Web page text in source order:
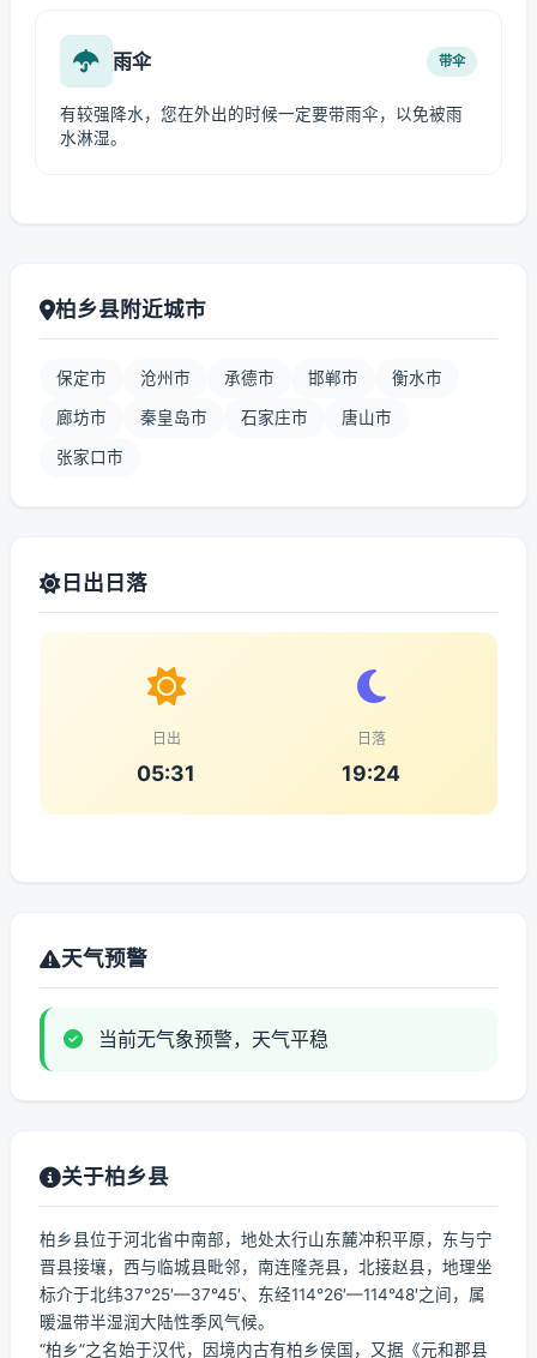
雨伞 带伞
有较强降水，您在外出的时候一定要带雨伞，以免被雨
水淋湿。
柏乡县附近城市
保定市 沧州市 承德市 邯郸市 衡水市
廊坊市 秦皇岛市 石家庄市 唐山市
张家口市
日出日落
日出
05:31
日落
19:24
天气预警
当前无气象预警，天气平稳
关于柏乡县
柏乡县位于河北省中南部，地处太行山东麓冲积平原，东与宁
晋县接壤，西与临城县毗邻，南连隆尧县，北接赵县，地理坐
标介于北纬37°25′—37°45′、东经114°26′—114°48′之间，属
暖温带半湿润大陆性季风气候。
“柏乡”之名始于汉代，因境内古有柏乡侯国，又据《元和郡县